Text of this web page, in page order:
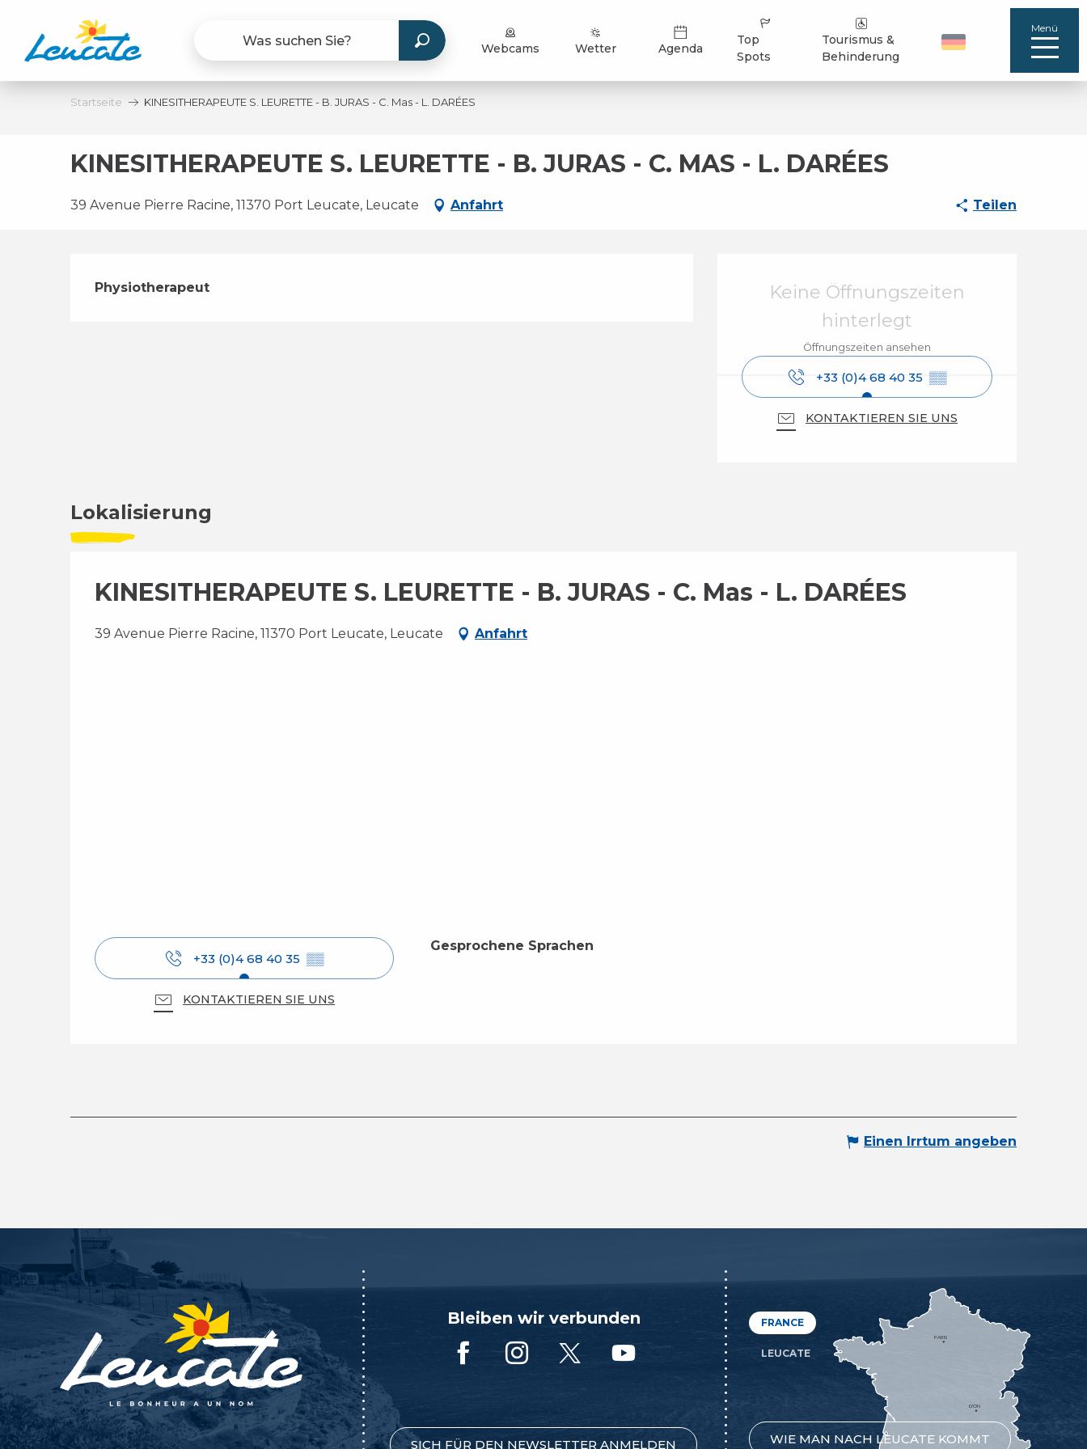
contenu
principal
Webcams Wetter Agenda
Top
Spots
Tourismus &
Behinderung
Menü
Startseite KINESITHERAPEUTE S. LEURETTE - B. JURAS - C. Mas - L. DARÉES
KINESITHERAPEUTE S. LEURETTE - B. JURAS - C. MAS - L. DARÉES
39 Avenue Pierre Racine, 11370 Port Leucate, Leucate Anfahrt Teilen
Öffnungszeiten &
Keine Öffnungszeiten
hinterlegt
Öffnungszeiten ansehen
+33 (0)4 68 40 35 ▒▒
KONTAKTIEREN SIE UNS
Beschreibung
Physiotherapeut
Lokalisierung
KINESITHERAPEUTE S. LEURETTE - B. JURAS - C. Mas - L. DARÉES
39 Avenue Pierre Racine, 11370 Port Leucate, Leucate Anfahrt
+33 (0)4 68 40 35 ▒▒
KONTAKTIEREN SIE UNS
Gesprochene Sprachen
Gesprochene Sprachen
Einen Irrtum angeben
Bleiben wir verbunden
SICH FÜR DEN NEWSLETTER ANMELDEN
FRANCE
LEUCATE
WIE MAN NACH LEUCATE KOMMT
LYON
PARIS